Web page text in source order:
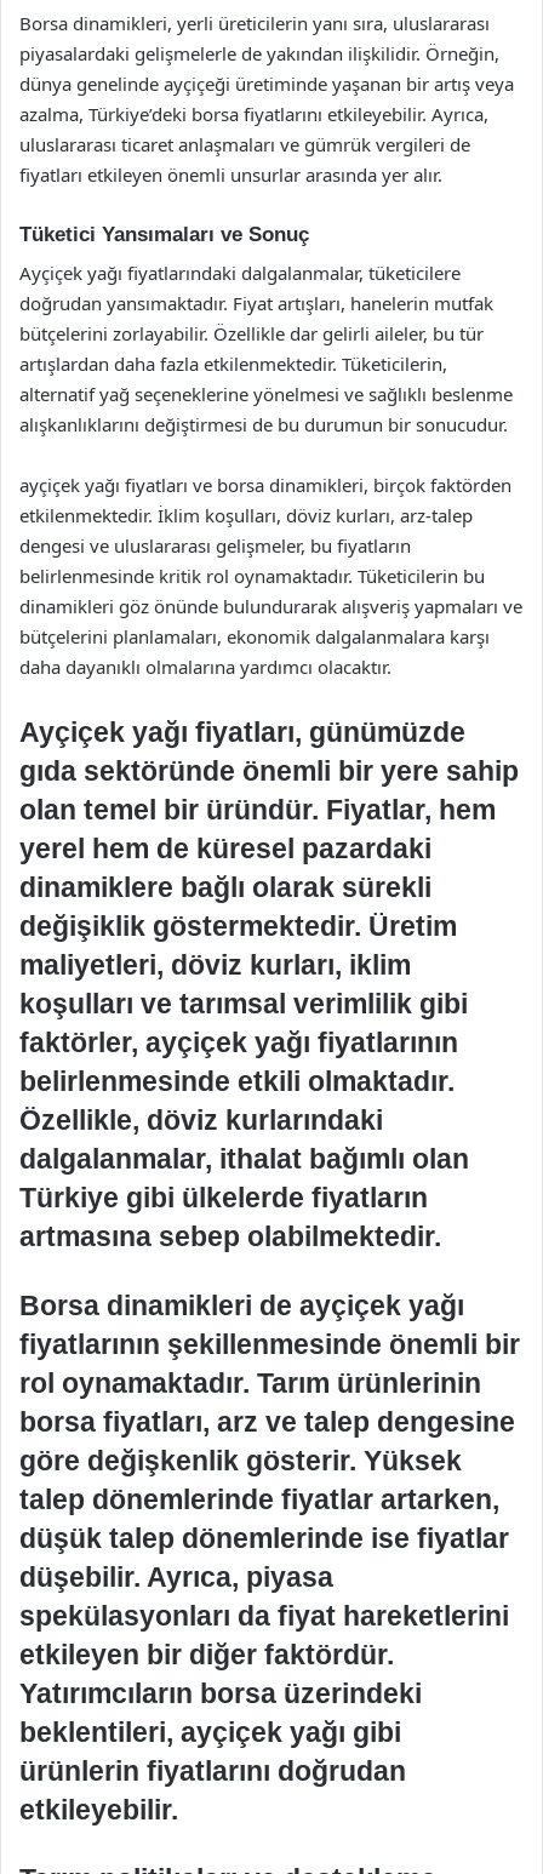
Borsa dinamikleri, yerli üreticilerin yanı sıra, uluslararası
piyasalardaki gelişmelerle de yakından ilişkilidir. Örneğin,
dünya genelinde ayçiçeği üretiminde yaşanan bir artış veya
azalma, Türkiye’deki borsa fiyatlarını etkileyebilir. Ayrıca,
uluslararası ticaret anlaşmaları ve gümrük vergileri de
fiyatları etkileyen önemli unsurlar arasında yer alır.
Tüketici Yansımaları ve Sonuç
Ayçiçek yağı fiyatlarındaki dalgalanmalar, tüketicilere
doğrudan yansımaktadır. Fiyat artışları, hanelerin mutfak
bütçelerini zorlayabilir. Özellikle dar gelirli aileler, bu tür
artışlardan daha fazla etkilenmektedir. Tüketicilerin,
alternatif yağ seçeneklerine yönelmesi ve sağlıklı beslenme
alışkanlıklarını değiştirmesi de bu durumun bir sonucudur.
ayçiçek yağı fiyatları ve borsa dinamikleri, birçok faktörden
etkilenmektedir. İklim koşulları, döviz kurları, arz-talep
dengesi ve uluslararası gelişmeler, bu fiyatların
belirlenmesinde kritik rol oynamaktadır. Tüketicilerin bu
dinamikleri göz önünde bulundurarak alışveriş yapmaları ve
bütçelerini planlamaları, ekonomik dalgalanmalara karşı
daha dayanıklı olmalarına yardımcı olacaktır.
Ayçiçek yağı fiyatları, günümüzde
gıda sektöründe önemli bir yere sahip
olan temel bir üründür. Fiyatlar, hem
yerel hem de küresel pazardaki
dinamiklere bağlı olarak sürekli
değişiklik göstermektedir. Üretim
maliyetleri, döviz kurları, iklim
koşulları ve tarımsal verimlilik gibi
faktörler, ayçiçek yağı fiyatlarının
belirlenmesinde etkili olmaktadır.
Özellikle, döviz kurlarındaki
dalgalanmalar, ithalat bağımlı olan
Türkiye gibi ülkelerde fiyatların
artmasına sebep olabilmektedir.
Borsa dinamikleri de ayçiçek yağı
fiyatlarının şekillenmesinde önemli bir
rol oynamaktadır. Tarım ürünlerinin
borsa fiyatları, arz ve talep dengesine
göre değişkenlik gösterir. Yüksek
talep dönemlerinde fiyatlar artarken,
düşük talep dönemlerinde ise fiyatlar
düşebilir. Ayrıca, piyasa
spekülasyonları da fiyat hareketlerini
etkileyen bir diğer faktördür.
Yatırımcıların borsa üzerindeki
beklentileri, ayçiçek yağı gibi
ürünlerin fiyatlarını doğrudan
etkileyebilir.